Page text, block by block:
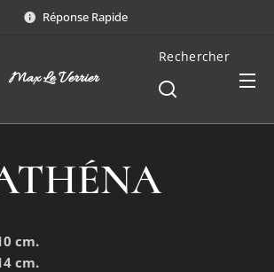
Réponse Rapide
Max Le Verrier
Rechercher
cm.
cm.